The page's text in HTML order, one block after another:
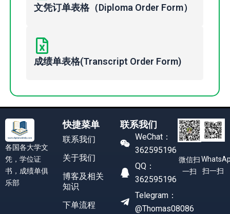
文凭订单表格（Diploma Order Form）
成绩单表格(Transcript Order Form)
各国各大学文
凭，学位证
书，成绩单俱
乐部
快捷菜单
联系我们
关于我们
博客及相关
知识
下单流程
联系我们
WeChat：
362595196
QQ：
362595196
Telegram：
@Thomas08086
微信扫
一扫
扫一扫